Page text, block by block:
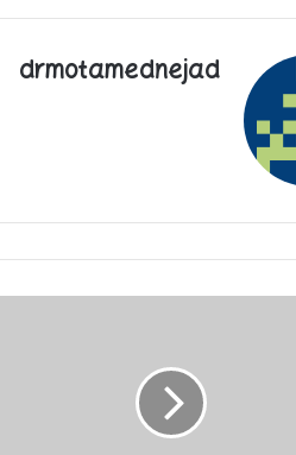
drmotamednejad